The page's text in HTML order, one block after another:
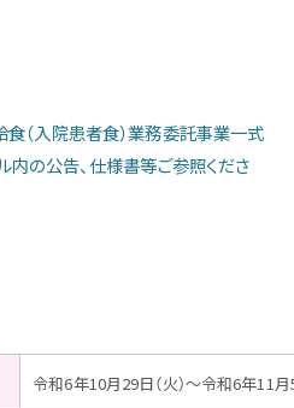
（入院患者食）業務委託事業一式
の公告、仕様書等ご参照くださ
令和6年10月29日（火）～令和6年11月5